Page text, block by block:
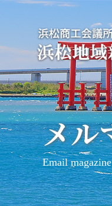
メル
Email magazine